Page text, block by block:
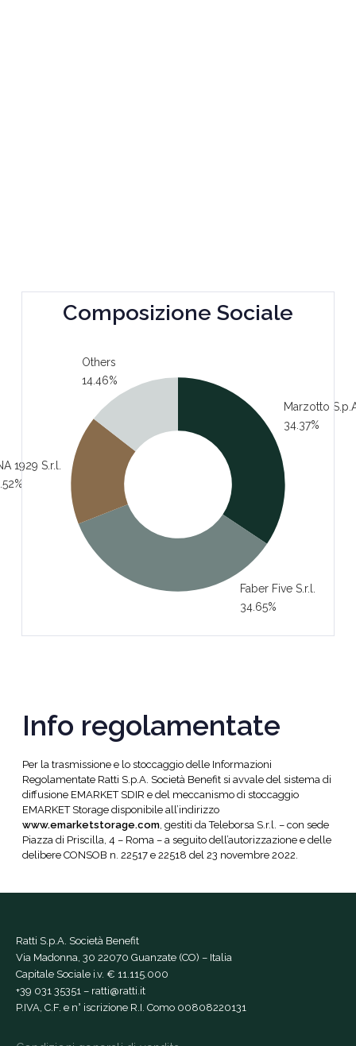
Composizione Sociale
Others
14.46%
Marzotto
34.37%
Faber Five S.r.l.
34.65%
1929 S.r.l.
Info regolamentate
Per la trasmissione e lo stoccaggio delle Informazioni
Regolamentate Ratti S.p.A. Società Benefit si avvale del sistema di
diffusione EMARKET SDIR e del meccanismo di stoccaggio
EMARKET Storage disponibile all’indirizzo
www.emarketstorage.com, gestiti da Teleborsa S.r.l. – con sede
Piazza di Priscilla, 4 – Roma – a seguito dell’autorizzazione e delle
delibere CONSOB n. 22517 e 22518 del 23 novembre 2022.
Ratti S.p.A. Società Benefit
Via Madonna, 30 22070 Guanzate (CO) – Italia
Capitale Sociale i.v. € 11.115.000
+39 031 35351 – ratti@ratti.it
P.IVA, C.F. e n° iscrizione R.I. Como 00808220131